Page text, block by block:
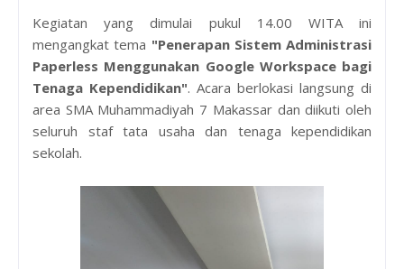
Kegiatan yang dimulai pukul 14.00 WITA ini
mengangkat tema "Penerapan Sistem Administrasi
Paperless Menggunakan Google Workspace bagi
Tenaga Kependidikan". Acara berlokasi langsung di
area SMA Muhammadiyah 7 Makassar dan diikuti oleh
seluruh staf tata usaha dan tenaga kependidikan
sekolah.